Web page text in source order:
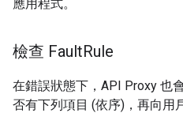
應用程式。
檢查 FaultRule
在錯誤狀態下，API Proxy 也
否有下列項目 (依序)，再向用